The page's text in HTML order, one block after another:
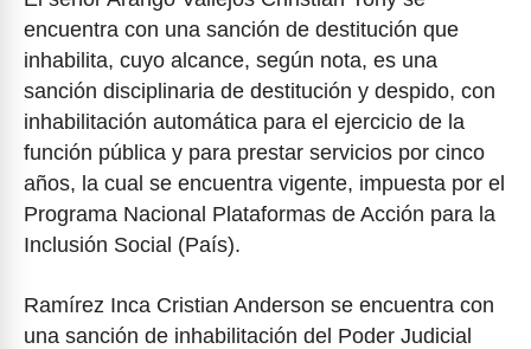
encuentra con una sanción de destitución que
inhabilita, cuyo alcance, según nota, es una
sanción disciplinaria de destitución y despido, con
inhabilitación automática para el ejercicio de la
función pública y para prestar servicios por cinco
años, la cual se encuentra vigente, impuesta por el
Programa Nacional Plataformas de Acción para la
Inclusión Social (País).
Ramírez Inca Cristian Anderson se encuentra con
una sanción de inhabilitación del Poder Judicial